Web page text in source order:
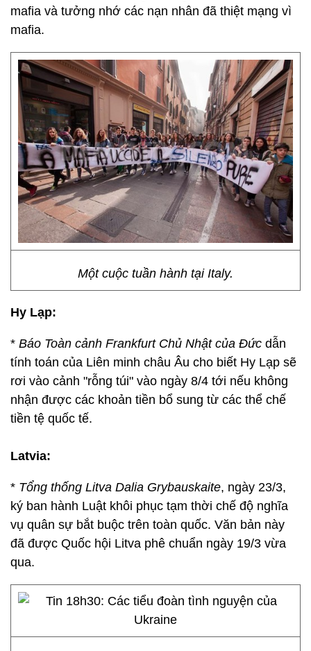
mafia và tưởng nhớ các nạn nhân đã thiệt mạng vì
mafia.
Một cuộc tuần hành tại Italy.
Hy Lạp:
* Báo Toàn cảnh Frankfurt Chủ Nhật của Đức dẫn
tính toán của Liên minh châu Âu cho biết Hy Lạp sẽ
rơi vào cảnh "rỗng túi" vào ngày 8/4 tới nếu không
nhận được các khoản tiền bổ sung từ các thể chế
tiền tệ quốc tế.
Latvia:
* Tổng thống Litva Dalia Grybauskaite, ngày 23/3,
ký ban hành Luật khôi phục tạm thời chế độ nghĩa
vụ quân sự bắt buộc trên toàn quốc. Văn bản này
đã được Quốc hội Litva phê chuẩn ngày 19/3 vừa
qua.